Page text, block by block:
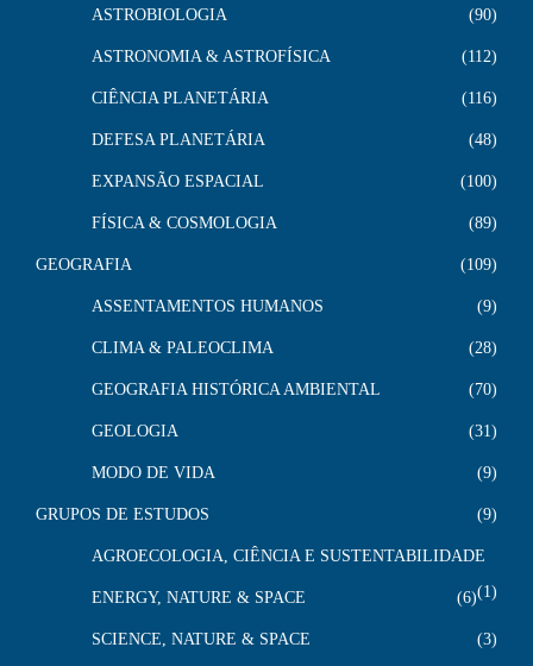
ASTROBIOLOGIA 90
ASTRONOMIA & ASTROFÍSICA 112
CIÊNCIA PLANETÁRIA 116
DEFESA PLANETÁRIA 48
EXPANSÃO ESPACIAL 100
FÍSICA & COSMOLOGIA 89
GEOGRAFIA 109
ASSENTAMENTOS HUMANOS 9
CLIMA & PALEOCLIMA 28
GEOGRAFIA HISTÓRICA AMBIENTAL 70
GEOLOGIA 31
MODO DE VIDA 9
GRUPOS DE ESTUDOS 9
AGROECOLOGIA, CIÊNCIA E SUSTENTABILIDADE
1
ENERGY, NATURE & SPACE 6
SCIENCE, NATURE & SPACE 3